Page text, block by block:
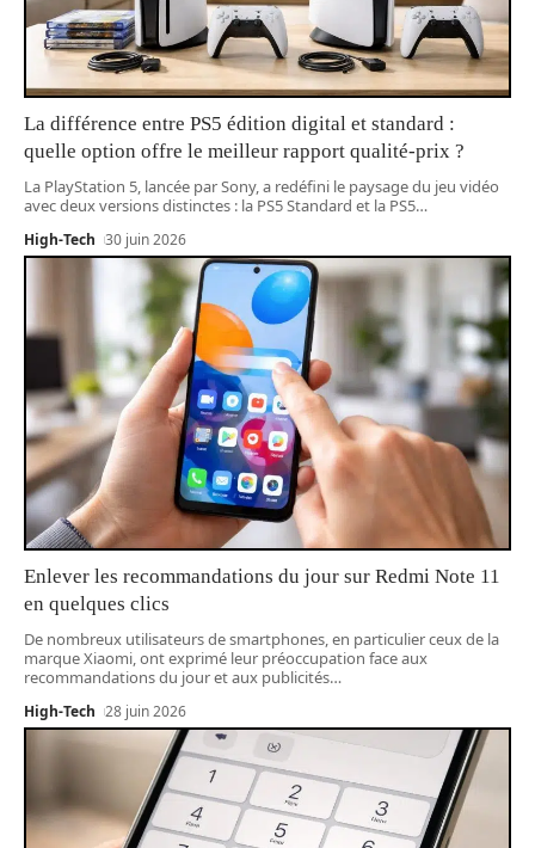
La différence entre PS5 édition digital et standard :
quelle option offre le meilleur rapport qualité-prix ?
La PlayStation 5, lancée par Sony, a redéfini le paysage du jeu vidéo
avec deux versions distinctes : la PS5 Standard et la PS5…
High-Tech 30 juin 2026
Enlever les recommandations du jour sur Redmi Note 11
en quelques clics
De nombreux utilisateurs de smartphones, en particulier ceux de la
marque Xiaomi, ont exprimé leur préoccupation face aux
recommandations du jour et aux publicités…
High-Tech 28 juin 2026